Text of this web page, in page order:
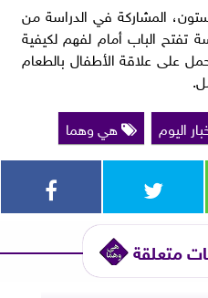
المشاركة في الدراسة من
تفتح الباب أمام لفهم لكيفية
على علاقة الأطفال بالطعام
اليوم هي وهما
متعلقة